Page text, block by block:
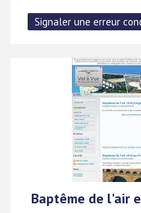
Baptême de l'air